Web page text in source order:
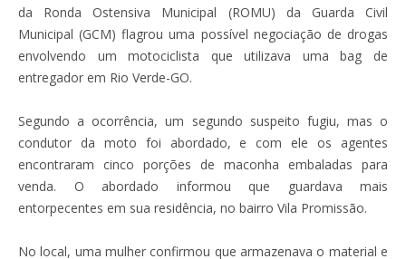
da Ronda Ostensiva Municipal (ROMU) da Guarda Civil
Municipal (GCM) flagrou uma possível negociação de drogas
envolvendo um motociclista que utilizava uma bag de
entregador em Rio Verde-GO.
Segundo a ocorrência, um segundo suspeito fugiu, mas o
condutor da moto foi abordado, e com ele os agentes
encontraram cinco porções de maconha embaladas para
venda. O abordado informou que guardava mais
entorpecentes em sua residência, no bairro Vila Promissão.
No local, uma mulher confirmou que armazenava o material e